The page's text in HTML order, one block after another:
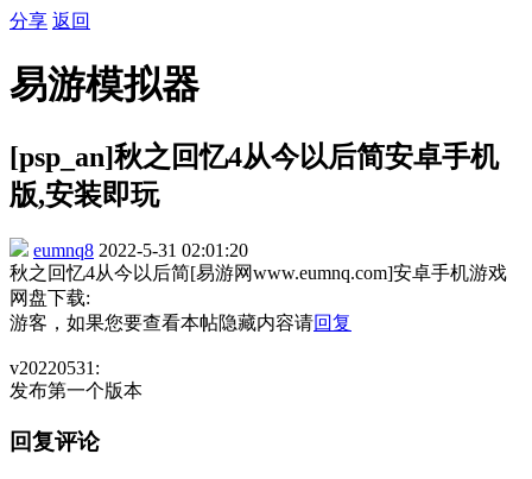
分享 返回
易游模拟器
[psp_an]秋之回忆4从今以后简安卓手机
版,安装即玩
eumnq8 2022-5-31 02:01:20
秋之回忆4从今以后简[易游网www.eumnq.com]安卓手机游戏
网盘下载:
游客，如果您要查看本帖隐藏内容请回复
v20220531:
发布第一个版本
回复评论